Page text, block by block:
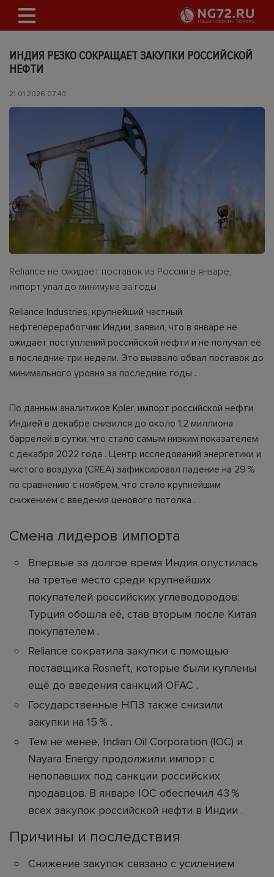
ИНДИЯ РЕЗКО СОКРАЩАЕТ ЗАКУПКИ РОССИЙСКОЙ
НЕФТИ
21.01.2026 07:40
Reliance не ожидает поставок из России в январе,
импорт упал до минимума за годы
Reliance Industries, крупнейший частный
нефтепереработчик Индии, заявил, что в январе не
ожидает поступлений российской нефти и не получал её
в последние три недели. Это вызвало обвал поставок до
минимального уровня за последние годы .
По данным аналитиков Kpler, импорт российской нефти
Индией в декабре снизился до около 1,2 миллиона
баррелей в сутки, что стало самым низким показателем
с декабря 2022 года . Центр исследований энергетики и
чистого воздуха (CREA) зафиксировал падение на 29 %
по сравнению с ноябрем, что стало крупнейшим
снижением с введения ценового потолка .
Смена лидеров импорта
Впервые за долгое время Индия опустилась
на третье место среди крупнейших
покупателей российских углеводородов:
Турция обошла её, став вторым после Китая
покупателем .
Reliance сократила закупки с помощью
поставщика Rosneft, которые были куплены
ещё до введения санкций OFAC .
Государственные НПЗ также снизили
закупки на 15 % .
Тем не менее, Indian Oil Corporation (IOC) и
Nayara Energy продолжили импорт с
непопавших под санкции российских
продавцов. В январе IOC обеспечил 43 %
всех закупок российской нефти в Индии .
Причины и последствия
Снижение закупок связано с усилением